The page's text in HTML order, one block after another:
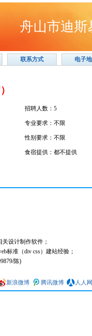
舟山市迪斯
联系方式 电子
招聘人数：5
专业要求：不限
性别要求：不限
食宿提供：都不提供
关设计制作软件；
标准（div css）建站经验；
陈)
新浪微博 腾讯微博 人人网